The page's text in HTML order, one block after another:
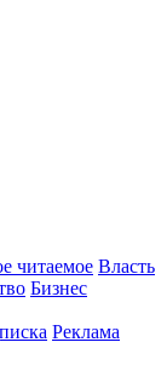
читаемое Власть
Бизнес
Реклама